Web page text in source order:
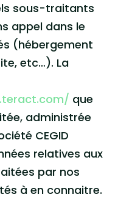
sous-traitants
appel dans le
(hébergement
etc…). La
que
administrée
CEGID
relatives aux
par nos
à en connaitre.